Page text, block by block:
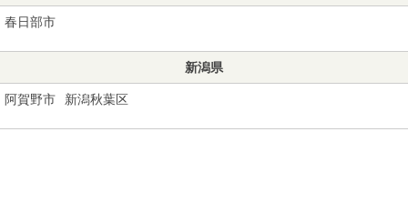
春日部市
新潟県
阿賀野市 新潟秋葉区